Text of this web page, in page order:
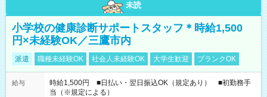
未読
小学校の健康診断サポートスタッフ＊時給1,500
円×未経験OK／三鷹市内
派遣 職種未経験OK 社会人未経験OK 大学生歓迎 ブランクOK
給与
時給1,500円 ■日払い・翌日振込OK（規定あり） ■初勤務手
当（※規定による）